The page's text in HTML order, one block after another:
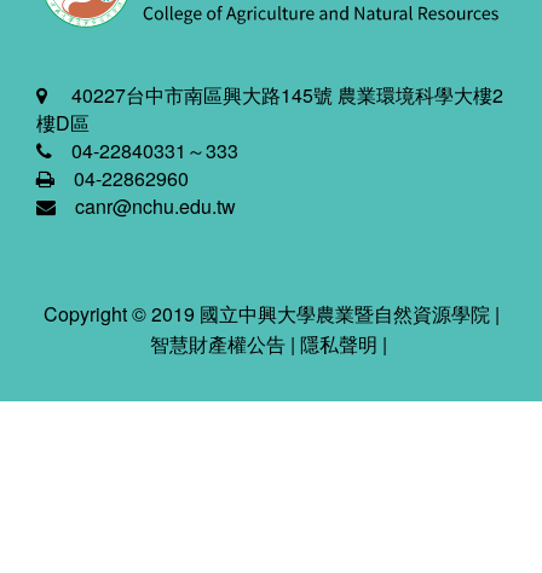
40227台中市南區興大路145號 農業環境科學大樓2
樓D區
04-22840331～333
04-22862960
canr@nchu.edu.tw
Copyright © 2019 國立中興大學農業暨自然資源學院 |
智慧財產權公告 | 隱私聲明 |